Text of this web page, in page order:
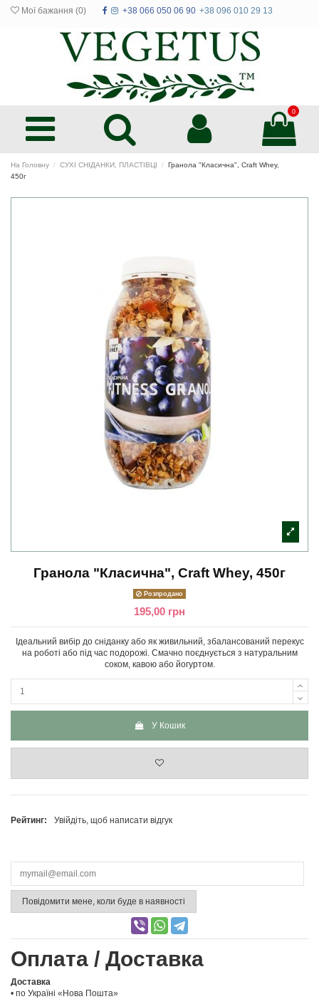
Мої бажання (0) +38 066 050 06 90 +38 096 010 29 13
0
На Головну СУХІ СНІДАНКИ, ПЛАСТІВЦІ
Гранола "Класична", Craft Whey,
450г
Гранола "Класична", Craft Whey, 450г
Розпродано
195,00 грн
Ідеальний вибір до сніданку або як живильний, збалансований перекус
на роботі або під час подорожі. Смачно поєднується з натуральним
соком, кавою або йогуртом.
У Кошик
Рейтинг: Увійдіть, щоб написати відгук
Повідомити мене, коли буде в наявності
Оплата / Доставка
Доставка
• по Україні «Нова Пошта»